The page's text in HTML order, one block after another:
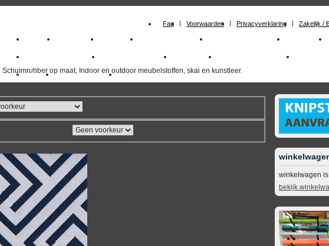
Faq Voorwaarden Privacyverklaring Zakelijk /
op maat, Indoor en outdoor meubelstoffen, skai en kunstleer.
Home Meubelstof Kunstleer Schuimrubberplaten Schuimrubber op maat Materialen
milano_outdoorstoffen skai kunstleer kopen outdoorstof skai_kunstleer outdoor
Outlet Meubelstof indoor duurzaam
winkelwagen
bekijk